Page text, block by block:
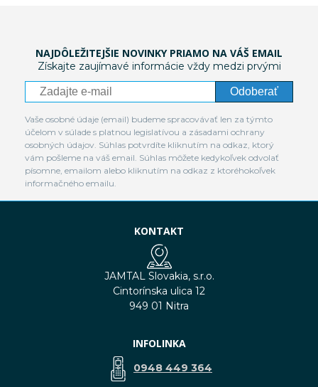
NAJDÔLEŽITEJŠIE NOVINKY PRIAMO NA VÁŠ EMAIL
Získajte zaujímavé informácie vždy medzi prvými
Odoberať
Vaše osobné údaje (email) budeme spracovávať len za týmto
účelom v súlade s platnou legislatívou a zásadami ochrany
osobných údajov. Súhlas potvrdíte kliknutím na odkaz, ktorý
vám pošleme na váš email. Súhlas môžete kedykoľvek odvolať
písomne, emailom alebo kliknutím na odkaz z ktoréhokoľvek
informačného emailu.
KONTAKT
JAMTAL Slovakia, s.r.o.
Cintorínska ulica 12
949 01 Nitra
INFOLINKA
0948 449 364